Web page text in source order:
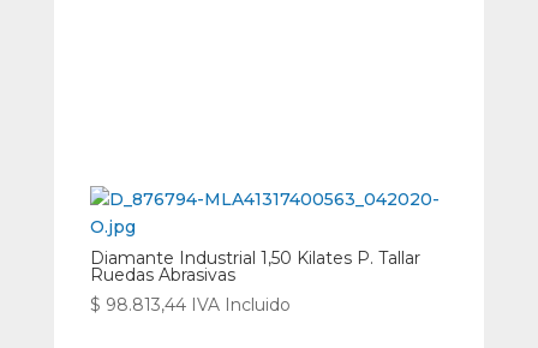
Diamante Industrial 1,50 Kilates P. Tallar
Ruedas Abrasivas
$ 98.813,44 IVA Incluido